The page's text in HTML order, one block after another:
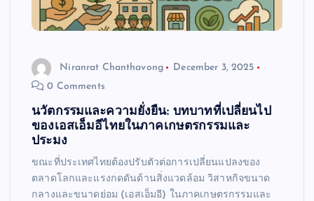
Niranrat Chanthavong
December 3, 2025
0 Comments
นวัตกรรมและความยั่งยืน: บทบาทที่เปลี่ยนไป
ของเอสเอ็มอีไทยในภาคเกษตรกรรมและ
ประมง
ขณะที่ประเทศไทยต้องปรับตัวต่อการเปลี่ยนแปลงของ
ตลาดโลกและแรงกดดันด้านสิ่งแวดล้อม วิสาหกิจขนาด
กลางและขนาดย่อม (เอสเอ็มอี) ในภาคเกษตรกรรมและ